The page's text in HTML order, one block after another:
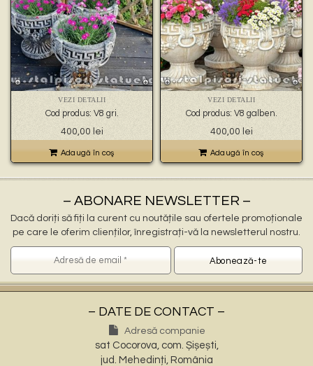
VEZI DETALII
Cod produs: V8 gri.
400,00 lei
Adaugă în coş
VEZI DETALII
Cod produs: V8 galben.
400,00 lei
Adaugă în coş
– ABONARE NEWSLETTER –
Dacă doriți să fiți la curent cu noutățile sau ofertele promoționale
pe care le oferim clienților, înregistrați-vă la newsletterul nostru.
– DATE DE CONTACT –
Adresă companie
sat Cocorova, com. Șișești,
jud. Mehedinți, România